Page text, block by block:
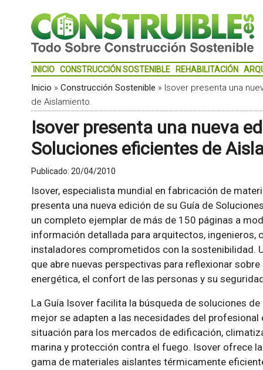
INICIO CONSTRUCCIÓN SOSTENIBLE REHABILITACIÓN
Inicio » Construcción Sostenible » Isover presenta una
de Aislamiento.
Isover presenta una nueva
Soluciones eficientes de
Publicado: 20/04/2010
Isover, especialista mundial en fabricación de
presenta una nueva edición de su Guía de
un completo ejemplar de más de 150 páginas a
información detallada para arquitectos, ingenieros,
instaladores comprometidos con la sostenibilidad.
que abre nuevas perspectivas para reflexionar
energética, el confort de las personas y su
La Guía Isover facilita la búsqueda de soluciones
mejor se adapten a las necesidades del profesional
situación para los mercados de edificación,
marina y protección contra el fuego. Isover ofrece
gama de materiales aislantes térmicamente